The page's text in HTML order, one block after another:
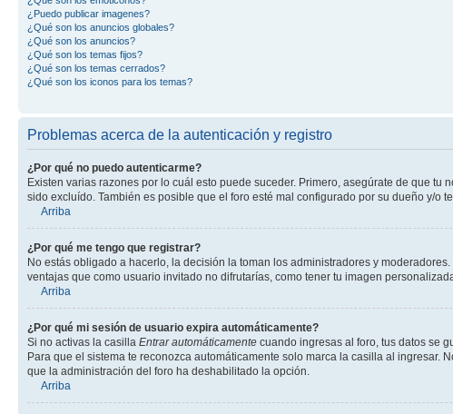
¿Puedo publicar imagenes?
¿Qué son los anuncios globales?
¿Qué son los anuncios?
¿Qué son los temas fijos?
¿Qué son los temas cerrados?
¿Qué son los iconos para los temas?
Problemas acerca de la autenticación y registro
¿Por qué no puedo autenticarme?
Existen varias razones por lo cuál esto puede suceder. Primero, asegúrate de que
sido excluído. También es posible que el foro esté mal configurado por su dueño y/o
Arriba
¿Por qué me tengo que registrar?
No estás obligado a hacerlo, la decisión la toman los administradores y
ventajas que como usuario invitado no difrutarías, como tener tu imagen
Arriba
¿Por qué mi sesión de usuario expira automáticamente?
Si no activas la casilla Entrar automáticamente cuando ingresas al foro, tus datos se
Para que el sistema te reconozca automáticamente solo marca la casilla al ingresar.
que la administración del foro ha deshabilitado la opción.
Arriba